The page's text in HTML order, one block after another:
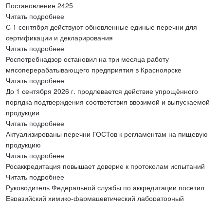
Постановление 2425
Читать подробнее
С 1 сентября действуют обновленные единые перечни для
сертификации и декларирования
Читать подробнее
Роспотребнадзор остановил на три месяца работу
мясоперерабатывающего предприятия в Красноярске
Читать подробнее
До 1 сентября 2026 г. продлевается действие упрощённого
порядка подтверждения соответствия ввозимой и выпускаемой
продукции
Читать подробнее
Актуализированы перечни ГОСТов к регламентам на пищевую
продукцию
Читать подробнее
Росаккредитация повышает доверие к протоколам испытаний
Читать подробнее
Руководитель Федеральной службы по аккредитации посетил
Евразийский химико-фармацевтический лабораторный